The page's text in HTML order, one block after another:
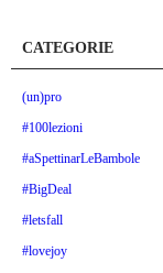
CATEGORIE
(un)pro
#100lezioni
#aSpettinarLeBambole
#BigDeal
#letsfall
#lovejoy